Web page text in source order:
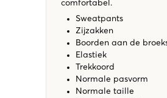
comfortabel.
Sweatpants
Zijzakken
Boorden aan de
Elastiek
Trekkoord
Normale pasvorm
Normale taille